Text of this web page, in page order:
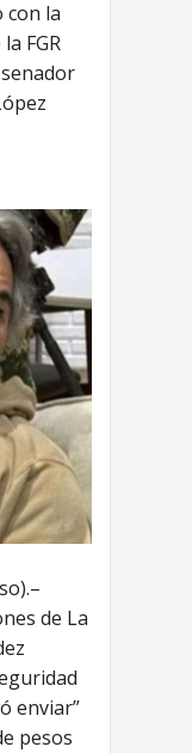
con la
FGR
de La
enviar”
pesos